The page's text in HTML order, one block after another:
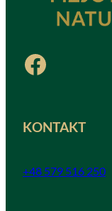
Facebook
KONTAKT
+48 579 516 250